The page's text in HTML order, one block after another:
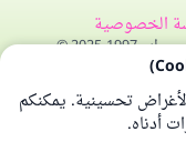
الخصوصية
2025 ©
لأغراض تحسينية. يمكنكم
أدناه.